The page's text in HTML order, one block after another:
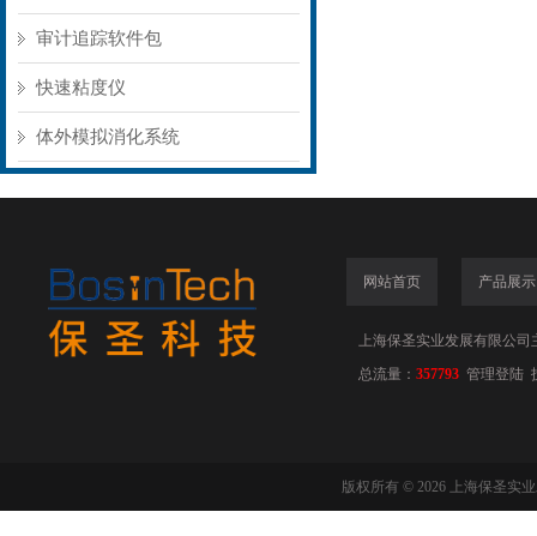
审计追踪软件包
快速粘度仪
体外模拟消化系统
网站首页 产品展示
上海保圣实业发展有限公司
总流量： 357793 管理登陆
版权所有 © 2026 上海保圣实